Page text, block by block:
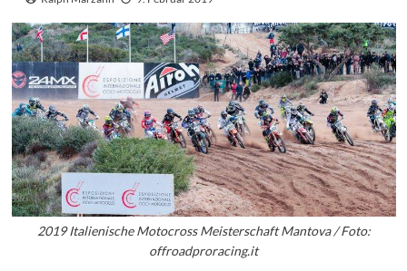
2019 Italienische Motocross Meisterschaft Mantova / Foto:
offroadproracing.it